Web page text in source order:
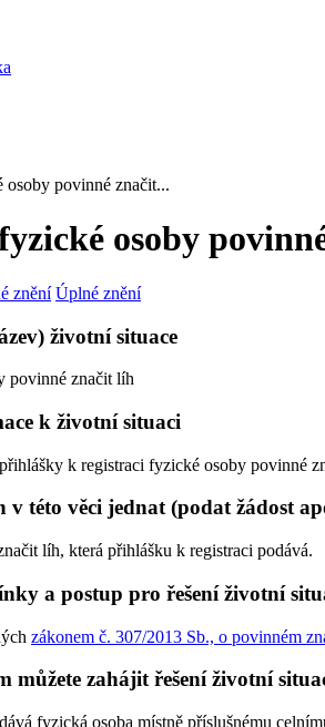
osoby povinné značit...
osoby
znění Úplné znění
životní situace
povinné značit líh
k životní situaci
k registraci fyzické osoby povinné
v této věci jednat (podat žádost
líh, která přihlášku k registraci podává.
a postup pro řešení životní
zákonem č. 307/2013 Sb., o povinném
můžete zahájit řešení životní
fyzická osoba místně příslušnému